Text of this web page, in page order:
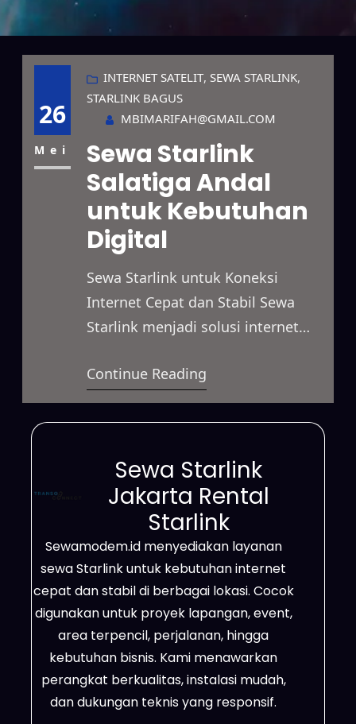
26
Mei
INTERNET SATELIT, SEWA STARLINK
STARLINK BAGUS
MBIMARIFAH@GMAIL.COM
Sewa Starlink
Salatiga Andal
untuk Kebutuhan
Digital
Sewa Starlink untuk Koneksi
Internet Cepat dan Stabil Sewa
Starlink menjadi solusi internet
cepat dan stabil untuk berbagai
kebutuhan. Layanan ini dapat
dimanfaatkan untuk bisnis, proyek
penggunaan pribadi dengan
pilihan sistem sewa yang fleksibel.
Selain itu, jaringan Starlink mampu
menjangkau wilayah terpencil,
area dengan sinyal terbatas,
hingga lokasi…
Continue Reading
Sewa Starlink
Jakarta Rental
Starlink
Sewamodem.id menyediakan layanan
sewa Starlink untuk kebutuhan internet
cepat dan stabil di berbagai lokasi. Cocok
digunakan untuk proyek lapangan, event,
area terpencil, perjalanan, hingga
kebutuhan bisnis. Kami menawarkan
perangkat berkualitas, instalasi mudah,
dan dukungan teknis yang responsif.